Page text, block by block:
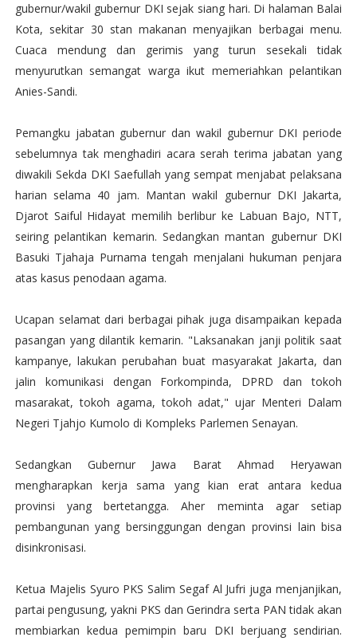
gubernur/wakil gubernur DKI sejak siang hari. Di halaman Balai
Kota, sekitar 30 stan makanan menyajikan berbagai menu.
Cuaca mendung dan gerimis yang turun sesekali tidak
menyurutkan semangat warga ikut memeriahkan pelantikan
Anies-Sandi.
Pemangku jabatan gubernur dan wakil gubernur DKI periode
sebelumnya tak menghadiri acara serah terima jabatan yang
diwakili Sekda DKI Saefullah yang sempat menjabat pelaksana
harian selama 40 jam. Mantan wakil gubernur DKI Jakarta,
Djarot Saiful Hidayat memilih berlibur ke Labuan Bajo, NTT,
seiring pelantikan kemarin. Sedangkan mantan gubernur DKI
Basuki Tjahaja Purnama tengah menjalani hukuman penjara
atas kasus penodaan agama.
Ucapan selamat dari berbagai pihak juga disampaikan kepada
pasangan yang dilantik kemarin. "Laksanakan janji politik saat
kampanye, lakukan perubahan buat masyarakat Jakarta, dan
jalin komunikasi dengan Forkompinda, DPRD dan tokoh
masarakat, tokoh agama, tokoh adat," ujar Menteri Dalam
Negeri Tjahjo Kumolo di Kompleks Parlemen Senayan.
Sedangkan Gubernur Jawa Barat Ahmad Heryawan
mengharapkan kerja sama yang kian erat antara kedua
provinsi yang bertetangga. Aher meminta agar setiap
pembangunan yang bersinggungan dengan provinsi lain bisa
disinkronisasi.
Ketua Majelis Syuro PKS Salim Segaf Al Jufri juga menjanjikan,
partai pengusung, yakni PKS dan Gerindra serta PAN tidak akan
membiarkan kedua pemimpin baru DKI berjuang sendirian.